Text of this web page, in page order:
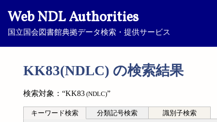
Web NDL Authorities
国立国会図書館典拠データ検索・提供サービス
KK83(NDLC) の検索結果
検索対象：“KK83 (NDLC)”
キーワード検索 分類記号検索 識別子検索